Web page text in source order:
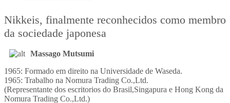
Nikkeis, finalmente reconhecidos como membro
da sociedade japonesa
Massago Mutsumi
1965: Formado em direito na Universidade de Waseda.
1965: Trabalho na Nomura Trading Co.,Ltd.
(Representante dos escritorios do Brasil,Singapura e Hong Kong da
Nomura Trading Co.,Ltd.)